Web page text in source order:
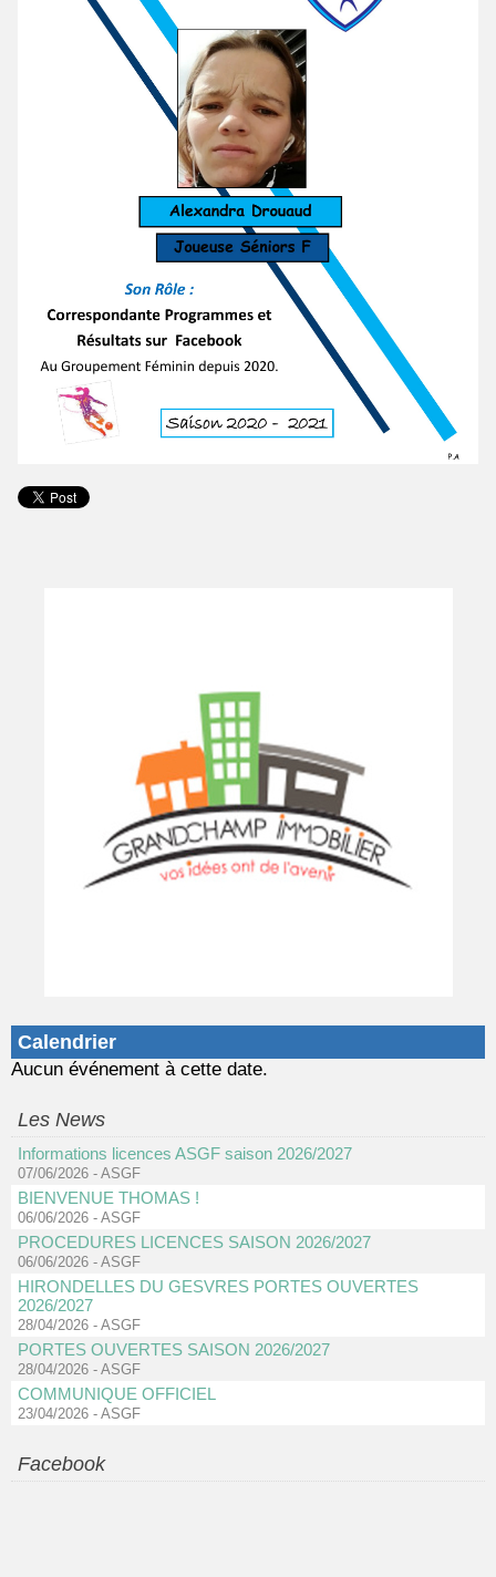
Calendrier
Aucun événement à cette date.
Les News
Informations licences ASGF saison 2026/2027
07/06/2026 - ASGF
BIENVENUE THOMAS !
06/06/2026 - ASGF
PROCEDURES LICENCES SAISON 2026/2027
06/06/2026 - ASGF
HIRONDELLES DU GESVRES PORTES OUVERTES
2026/2027
28/04/2026 - ASGF
PORTES OUVERTES SAISON 2026/2027
28/04/2026 - ASGF
COMMUNIQUE OFFICIEL
23/04/2026 - ASGF
Facebook